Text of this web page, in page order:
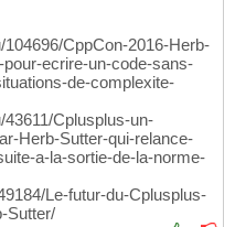
CppCon-2016-Herb-
ecrire-un-code-sans-
de-complexite-
Cplusplus-un-
Herb-Sutter-qui-relance-
a-la-sortie-de-la-norme-
Le-futur-du-Cplusplus-
Sutter/